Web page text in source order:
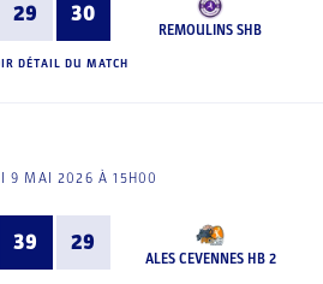
29 30
REMOULINS SHB
DÉTAIL DU MATCH
9 MAI 2026 À 15H00
39 29
ALES CEVENNES HB 2